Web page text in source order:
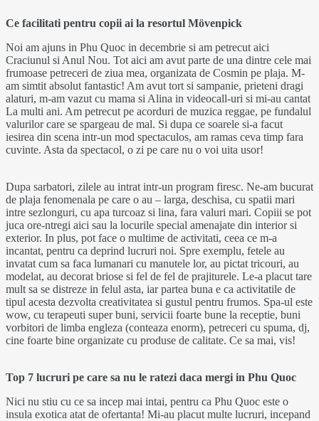
Ce facilitati pentru copii ai la resortul Mövenpick
Noi am ajuns in Phu Quoc in decembrie si am petrecut aici
Craciunul si Anul Nou. Tot aici am avut parte de una dintre cele mai
frumoase petreceri de ziua mea, organizata de Cosmin pe plaja. M-
am simtit absolut fantastic! Am avut tort si sampanie, prieteni dragi
alaturi, m-am vazut cu mama si Alina in videocall-uri si mi-au cantat
La multi ani. Am petrecut pe acorduri de muzica reggae, pe fundalul
valurilor care se spargeau de mal. Si dupa ce soarele si-a facut
iesirea din scena intr-un mod spectaculos, am ramas ceva timp fara
cuvinte. Asta da spectacol, o zi pe care nu o voi uita usor!
Dupa sarbatori, zilele au intrat intr-un program firesc. Ne-am bucurat
de plaja fenomenala pe care o au – larga, deschisa, cu spatii mari
intre sezlonguri, cu apa turcoaz si lina, fara valuri mari. Copiii se pot
juca ore-ntregi aici sau la locurile special amenajate din interior si
exterior. In plus, pot face o multime de activitati, ceea ce m-a
incantat, pentru ca deprind lucruri noi. Spre exemplu, fetele au
invatat cum sa faca lumanari cu manutele lor, au pictat tricouri, au
modelat, au decorat briose si fel de fel de prajiturele. Le-a placut tare
mult sa se distreze in felul asta, iar partea buna e ca activitatile de
tipul acesta dezvolta creativitatea si gustul pentru frumos. Spa-ul este
wow, cu terapeuti super buni, servicii foarte bune la receptie, buni
vorbitori de limba engleza (conteaza enorm), petreceri cu spuma, dj,
cine foarte bine organizate cu produse de calitate. Ce sa mai, vis!
Top 7 lucruri pe care sa nu le ratezi daca mergi in Phu Quoc
Nici nu stiu cu ce sa incep mai intai, pentru ca Phu Quoc este o
insula exotica atat de ofertanta! Mi-au placut multe lucruri, incepand